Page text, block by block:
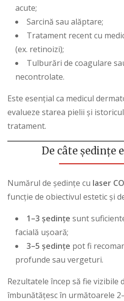
acute;
Sarcină sau alăptare;
Tratament recent cu
(ex. retinoizi);
Tulburări de coagulare
necontrolate.
Este esențial ca medicul
evalueze starea pielii și
tratament.
De câte ședințe
Numărul de ședințe cu laser
funcție de obiectivul estetic și
1–3 ședințe sunt
facială ușoară;
3–5 ședințe pot fi
profunde sau vergeturi.
Rezultatele încep să fie vizibile
îmbunătățesc în următoarele